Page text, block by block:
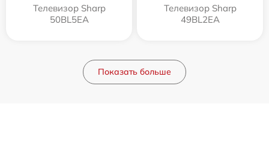
Телевизор Sharp
50BL5EA
Телевизор Sharp
49BL2EA
Показать больше